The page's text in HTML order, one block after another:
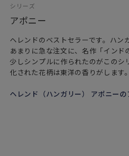
シリーズ
アポニー
ヘレンドのベストセラーです。ハン
あまりに急な注文に、名作「インド
少しシンプルに作られたのがこのシ
化された花柄は東洋の香りがします。
ヘレンド（ハンガリー） アポニー